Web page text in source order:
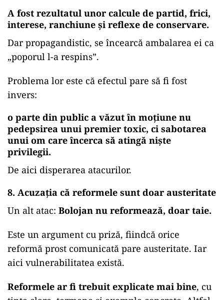
A fost rezultatul unor calcule de partid, frici,
interese, ranchiune și reflexe de conservare.
Dar propagandistic, se încearcă ambalarea ei ca
„poporul l-a respins”.
Problema lor este că efectul pare să fi fost
invers:
o parte din public a văzut în moțiune nu
pedepsirea unui premier toxic, ci sabotarea
unui om care încerca să atingă niște
privilegii.
De aici disperarea atacurilor.
8. Acuzația că reformele sunt doar austeritate
Un alt atac: Bolojan nu reformează, doar taie.
Este un argument cu priză, fiindcă orice
reformă prost comunicată pare austeritate. Iar
aici vulnerabilitatea există.
Reformele ar fi trebuit explicate mai bine, cu